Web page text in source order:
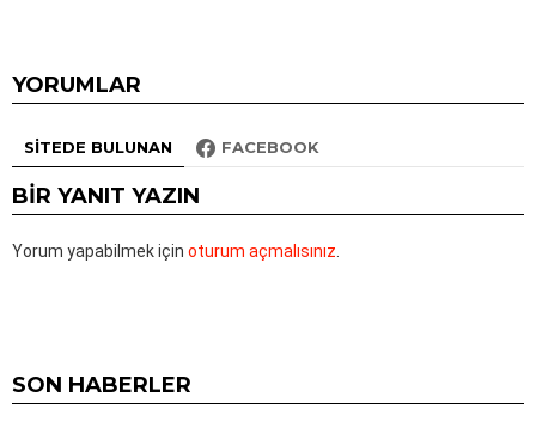
YORUMLAR
SITEDE BULUNAN FACEBOOK
BIR YANIT YAZIN
Yorum yapabilmek için oturum açmalısınız
SON HABERLER